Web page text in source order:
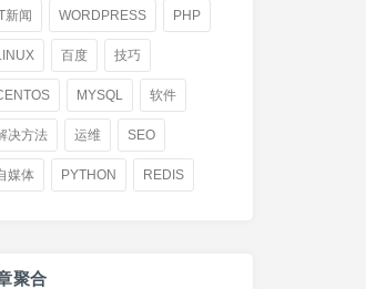
新闻 WORDPRESS PHP
百度 技巧
MYSQL 软件
决方法 运维 SEO
媒体 PYTHON REDIS
聚合